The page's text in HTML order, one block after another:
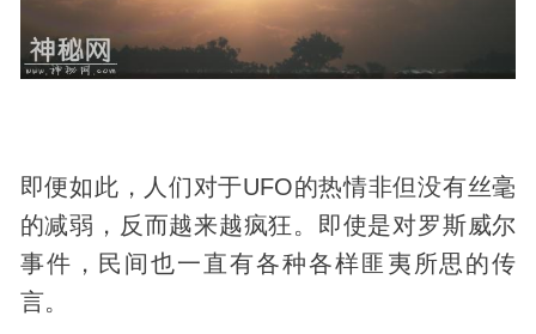
即便如此，人们对于UFO的热情非但没有丝毫
的减弱，反而越来越疯狂。即使是对罗斯威尔
事件，民间也一直有各种各样匪夷所思的传
言。